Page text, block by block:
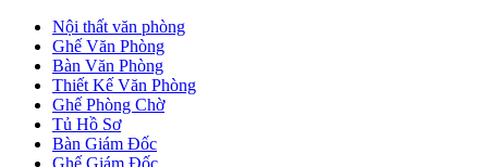
Nội thất văn phòng
Ghế Văn Phòng
Bàn Văn Phòng
Thiết Kế Văn Phòng
Ghế Phòng Chờ
Tủ Hồ Sơ
Bàn Giám Đốc
Ghế Giám Đốc